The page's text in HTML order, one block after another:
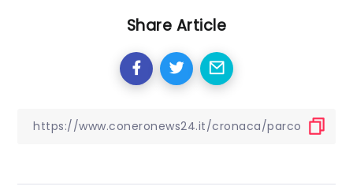
Share Article